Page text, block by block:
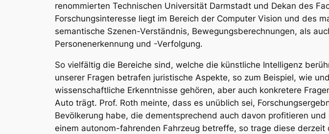
renommierten Technischen Universität Darmstadt und Dekan des
Forschungsinteresse liegt im Bereich der Computer Vision und des
semantische Szenen-Verständnis, Bewegungsberechnungen, als
Personenerkennung und -Verfolgung.
So vielfältig die Bereiche sind, welche die künstliche Intelligenz
unserer Fragen betrafen juristische Aspekte, so zum Beispiel, wie
wissenschaftliche Erkenntnisse gehören, aber auch konkretere
Auto trägt. Prof. Roth meinte, dass es unüblich sei,
Bevölkerung habe, die dementsprechend auch davon profitieren
einem autonom-fahrenden Fahrzeug betreffe, so trage diese